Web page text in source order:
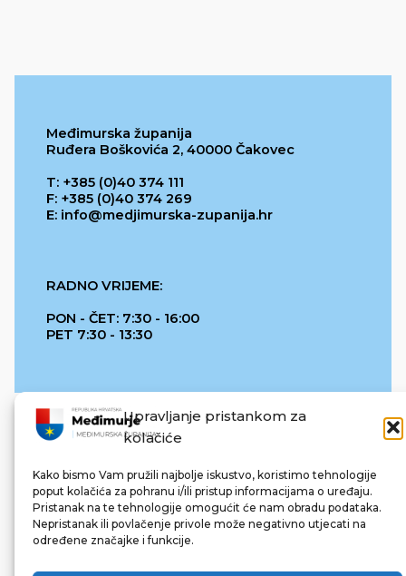
Upravljanje pristankom za
kolačiće
Kako bismo Vam pružili najbolje iskustvo, koristimo tehnologije
poput kolačića za pohranu i/ili pristup informacijama o uređaju.
Pristanak na te tehnologije omogućit će nam obradu podataka.
Nepristanak ili povlačenje privole može negativno utjecati na
određene značajke i funkcije.
Međimurska županija
Ruđera Boškovića 2, 40000 Čakovec
T: +385 (0)40 374 111
F: +385 (0)40 374 269
E: info@medjimurska-zupanija.hr
RADNO VRIJEME:
PON - ČET: 7:30 - 16:00
PET 7:30 - 13:30
REPUBLIKA HRVATSKA